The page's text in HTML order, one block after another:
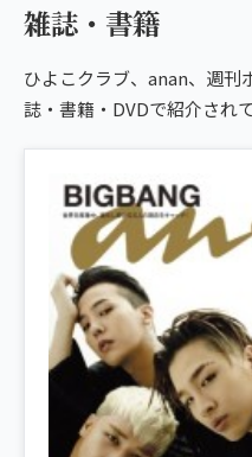
雑誌・書籍
ひよこクラブ、anan、週刊
誌・書籍・DVDで紹介され